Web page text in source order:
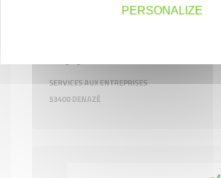
SERVICES AUX ENTREPRISES
53400 DENAZÉ
PERSONALIZE